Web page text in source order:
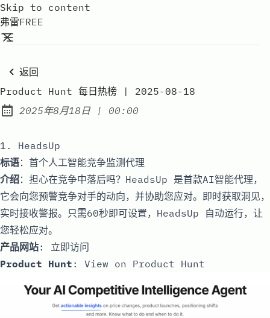
Skip to content
弗雷FREE
返回
Product Hunt 每日热榜 | 2025-08-18
Published:
2025年8月18日| at
00:00
1. HeadsUp
标语：首个人工智能竞争监测代理
介绍：担心在竞争中落后吗？HeadsUp 是首款AI智能代理，
它会向您预警竞争对手的动向，并协助您应对。即时获取洞见，
实时接收警报。只需60秒即可设置，HeadsUp 自动运行，让
您轻松应对。
产品网站: 立即访问
Product Hunt : View on Product Hunt